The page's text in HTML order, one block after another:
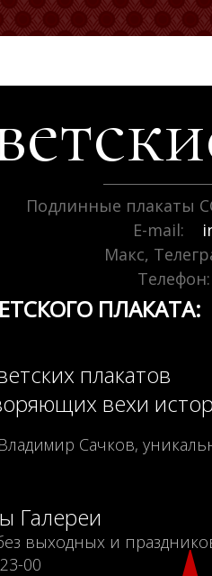
Подлинные плакаты
E-mail:
Макс,
Телефон:
ПЛАКАТА:
плакатов
вехи
Сачков,
Галереи
выходных и
00